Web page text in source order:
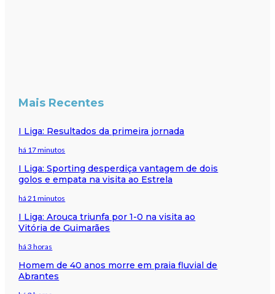
Mais Recentes
I Liga: Resultados da primeira jornada
há 17 minutos
I Liga: Sporting desperdiça vantagem de dois
golos e empata na visita ao Estrela
há 21 minutos
I Liga: Arouca triunfa por 1-0 na visita ao
Vitória de Guimarães
há 3 horas
Homem de 40 anos morre em praia fluvial de
Abrantes